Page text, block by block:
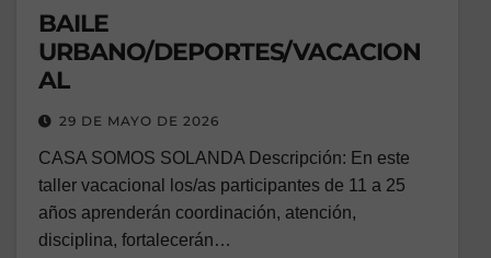
BAILE
URBANO/DEPORTES/VACACION
AL
29 DE MAYO DE 2026
CASA SOMOS SOLANDA Descripción: En este
taller vacacional los/as participantes de 11 a 25
años aprenderán coordinación, atención,
disciplina, fortalecerán…